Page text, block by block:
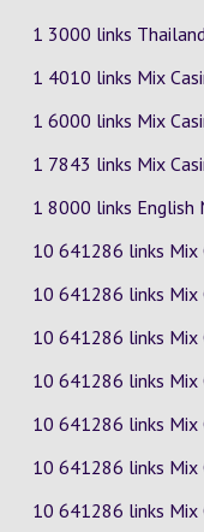
1 3000 links
1 4010 links Mix
1 6000 links Mix
1 7843 links Mix
1 8000 links English
10 641286 links Mix
10 641286 links Mix
10 641286 links Mix
10 641286 links Mix
10 641286 links Mix
10 641286 links Mix
10 641286 links Mix